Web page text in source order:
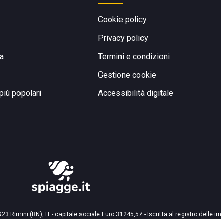
popolari
Cookie policy
Privacy policy
Termini e condizioni
Gestione cookie
Accessibilità digitale
Rimini (RN), IT - capitale sociale Euro 31245,57 - Iscritta al registro delle